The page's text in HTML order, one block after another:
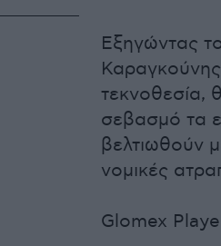
Εξηγώντας
τεκνοθεσία,
σεβασμό τα
βελτιωθούν
νομικές
Glomex